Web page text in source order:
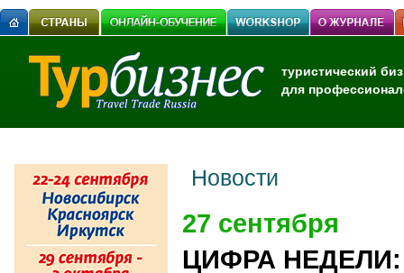
туристический
для
Новости
27 сентября
ЦИФРА НЕДЕЛИ: